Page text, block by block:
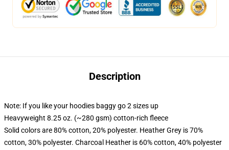
Description
Note: If you like your hoodies baggy go 2 sizes up
Heavyweight 8.25 oz. (~280 gsm) cotton-rich fleece
Solid colors are 80% cotton, 20% polyester. Heather Grey is 70%
cotton, 30% polyester. Charcoal Heather is 60% cotton, 40% polyester